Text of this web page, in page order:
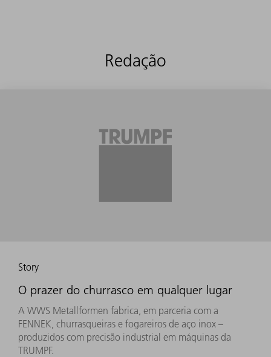
Redação
Story
O prazer do churrasco em qualquer lugar
A WWS Metallformen fabrica, em parceria com a
FENNEK, churrasqueiras e fogareiros de aço inox –
produzidos com precisão industrial em máquinas da
TRUMPF.